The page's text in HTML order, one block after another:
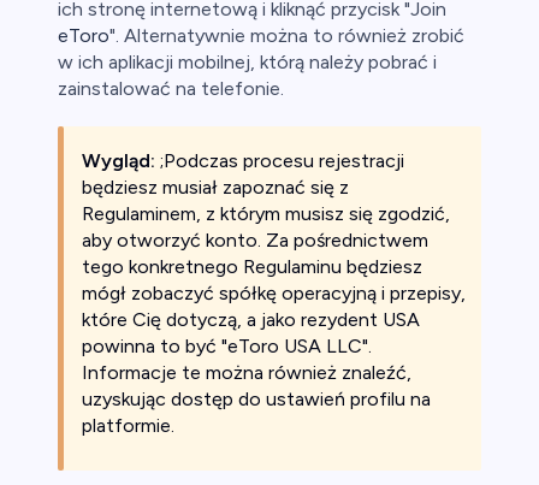
ich stronę internetową i kliknąć przycisk "Join
eToro". Alternatywnie można to również zrobić
w ich aplikacji mobilnej, którą należy pobrać i
zainstalować na telefonie.
Wygląd: ;Podczas procesu rejestracji
będziesz musiał zapoznać się z
Regulaminem, z którym musisz się zgodzić,
aby otworzyć konto. Za pośrednictwem
tego konkretnego Regulaminu będziesz
mógł zobaczyć spółkę operacyjną i przepisy,
które Cię dotyczą, a jako rezydent USA
powinna to być "eToro USA LLC".
Informacje te można również znaleźć,
uzyskując dostęp do ustawień profilu na
platformie.